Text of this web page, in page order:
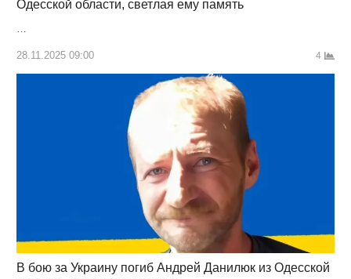
Одесской области, светлая ему память
…
28.11.2025 09:00 4
В бою за Украину погиб Андрей Данилюк из Одесской